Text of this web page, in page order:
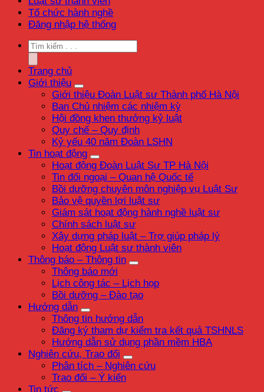
Tổ chức hành nghề
Đăng nhập hệ thống
Trang chủ
Giới thiệu
Giới thiệu Đoàn Luật sư Thành phố Hà Nội
Ban Chủ nhiệm các nhiệm kỳ
Hội đồng khen thưởng kỷ luật
Quy chế – Quy định
Kỷ yếu 40 năm Đoàn LSHN
Tin hoạt động
Hoạt động Đoàn Luật Sư TP Hà Nội
Tin đối ngoại – Quan hệ Quốc tế
Bồi dưỡng chuyên môn nghiệp vụ Luật Sư
Bảo vệ quyền lợi luật sư
Giám sát hoạt động hành nghề luật sư
Chính sách luật sư
Xây dựng pháp luật – Trợ giúp pháp lý
Hoạt động Luật sư thành viên
Thông báo – Thông tin
Thông báo mới
Lịch công tác – Lịch họp
Bồi dưỡng – Đào tạo
Hướng dẫn
Thông tin hướng dẫn
Đăng ký tham dự kiểm tra kết quả TSHNLS
Hướng dẫn sử dụng phần mềm HBA
Nghiên cứu, Trao đổi
Phân tích – Nghiên cứu
Trao đổi – Ý kiến
Tin tức